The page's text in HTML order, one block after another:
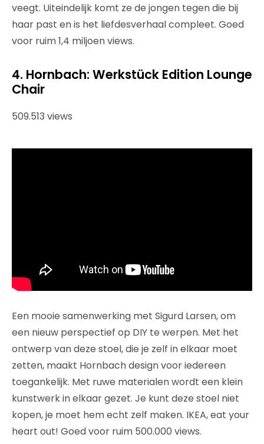
veegt. Uiteindelijk komt ze de jongen tegen die bij
haar past en is het liefdesverhaal compleet. Goed
voor ruim 1,4 miljoen views.
4. Hornbach: Werkstück Edition Lounge
Chair
509.513 views
Een mooie samenwerking met Sigurd Larsen, om
een nieuw perspectief op DIY te werpen. Met het
ontwerp van deze stoel, die je zelf in elkaar moet
zetten, maakt Hornbach design voor iedereen
toegankelijk. Met ruwe materialen wordt een klein
kunstwerk in elkaar gezet. Je kunt deze stoel niet
kopen, je moet hem echt zelf maken. IKEA, eat your
heart out! Goed voor ruim 500.000 views.